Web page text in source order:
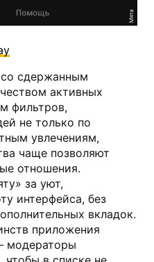
Мята
сдержанным
активных
фильтров,
не только по
увлечениям,
чаще позволяют
отношения.
за уют,
интерфейса, без
вкладок.
приложения
модераторы